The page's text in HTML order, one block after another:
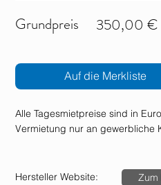
Grundpreis 350,00 €
Auf die Merkliste
Alle Tagesmietpreise sind in
Vermietung nur an gewerbliche
Hersteller Website: Zum